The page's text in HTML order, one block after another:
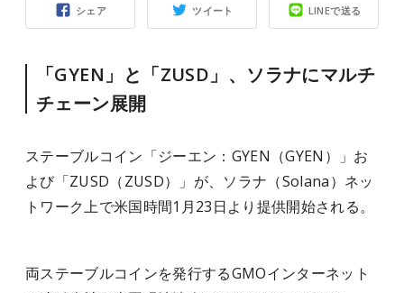
シェア ツイート LINEで送る
「GYEN」と「ZUSD」、ソラナにマルチ
チェーン展開
ステーブルコイン「ジーエン：GYEN（GYEN）」お
よび「ZUSD（ZUSD）」が、ソラナ（Solana）ネッ
トワーク上で米国時間1月23日より提供開始される。
両ステーブルコインを発行するGMOインターネット